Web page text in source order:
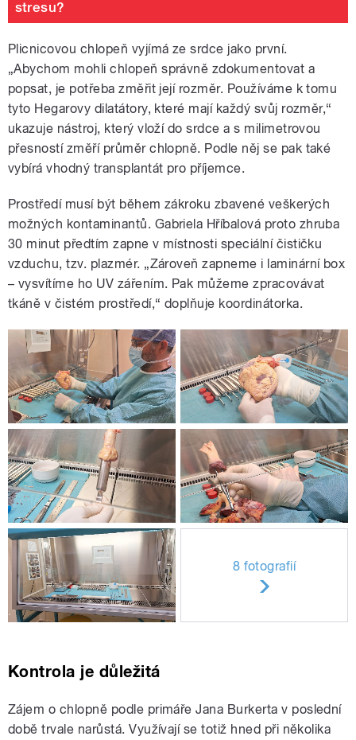
stresu?
Plicnicovou chlopeň vyjímá ze srdce jako první.
„Abychom mohli chlopeň správně zdokumentovat a
popsat, je potřeba změřit její rozměr. Používáme k tomu
tyto Hegarovy dilatátory, které mají každý svůj rozměr,“
ukazuje nástroj, který vloží do srdce a s milimetrovou
přesností změří průměr chlopně. Podle něj se pak také
vybírá vhodný transplantát pro příjemce.
Prostředí musí být během zákroku zbavené veškerých
možných kontaminantů. Gabriela Hříbalová proto zhruba
30 minut předtím zapne v místnosti speciální čističku
vzduchu, tzv. plazmér. „Zároveň zapneme i laminární box
– vysvítíme ho UV zářením. Pak můžeme zpracovávat
tkáně v čistém prostředí,“ doplňuje koordinátorka.
8 fotografií
Kontrola je důležitá
Zájem o chlopně podle primáře Jana Burkerta v poslední
době trvale narůstá. Využívají se totiž hned při několika